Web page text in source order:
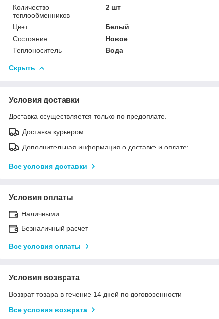
Количество
теплообменников
2 шт
Цвет
Белый
Состояние
Новое
Теплоноситель
Вода
Скрыть
Условия доставки
Доставка осуществляется только по предоплате.
Доставка курьером
Дополнительная информация о доставке и оплате:
Все условия доставки
Условия оплаты
Наличными
Безналичный расчет
Все условия оплаты
Условия возврата
Возврат товара в течение 14 дней по договоренности
Все условия возврата